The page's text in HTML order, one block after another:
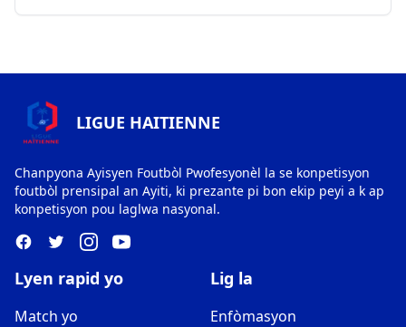
LIGUE HAITIENNE
Chanpyona Ayisyen Foutbòl Pwofesyonèl la se konpetisyon
foutbòl prensipal an Ayiti, ki prezante pi bon ekip peyi a k ap
konpetisyon pou laglwa nasyonal.
Lyen rapid yo
Match yo
Lig la
Enfòmasyon